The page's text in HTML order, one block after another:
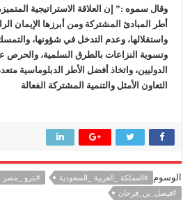
وقال سموه :” إن العلاقة الاستراتيجية
أطر المبادئ المشتركة ومن أبرزها الإيمان
واستقلالها، وعدم التدخل في شؤونها،
وتسوية النزاعات بالطرق السلمية، والحرص
الدوليين، واتخاذ أفضل الأطر الدبلوماسية
التعاون الأمثل والتنمية المشتركة الفعالة
الوسوم #المملكة _العربية _السعودية #بترو _مصر
#فيصل_بن_فرحان